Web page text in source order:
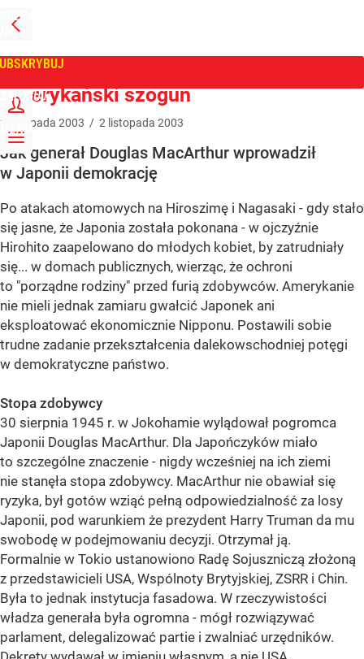
PRZEJDŹ
NA
GŁÓWNĄ
ZALOGUJ
MENU
Tygodnik Wprost
Amerykański szogun
2 listopada 2003 / 2 listopada 2003
Jak generał Douglas MacArthur wprowadził
w Japonii demokrację
Po atakach atomowych na Hiroszimę i Nagasaki - gdy stało
się jasne, że Japonia została pokonana - w ojczyźnie
Hirohito zaapelowano do młodych kobiet, by zatrudniały
się... w domach publicznych, wierząc, że ochroni
to "porządne rodziny" przed furią zdobywców. Amerykanie
nie mieli jednak zamiaru gwałcić Japonek ani
eksploatować ekonomicznie Nipponu. Postawili sobie
trudne zadanie przekształcenia dalekowschodniej potęgi
w demokratyczne państwo.
Stopa zdobywcy
30 sierpnia 1945 r. w Jokohamie wylądował pogromca
Japonii Douglas MacArthur. Dla Japończyków miało
to szczególne znaczenie - nigdy wcześniej na ich ziemi
nie stanęła stopa zdobywcy. MacArthur nie obawiał się
ryzyka, był gotów wziąć pełną odpowiedzialność za losy
Japonii, pod warunkiem że prezydent Harry Truman da mu
swobodę w podejmowaniu decyzji. Otrzymał ją.
Formalnie w Tokio ustanowiono Radę Sojuszniczą złożoną
z przedstawicieli USA, Wspólnoty Brytyjskiej, ZSRR i Chin.
Była to jednak instytucja fasadowa. W rzeczywistości
władza generała była ogromna - mógł rozwiązywać
parlament, delegalizować partie i zwalniać urzędników.